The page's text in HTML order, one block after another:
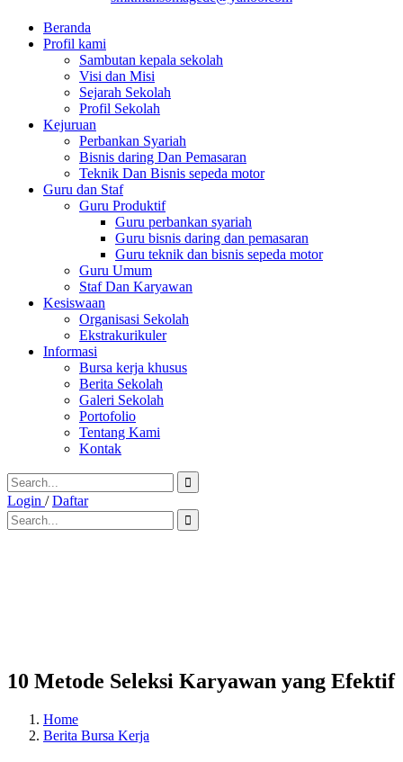
Beranda
Profil kami
Sambutan kepala sekolah
Visi dan Misi
Sejarah Sekolah
Profil Sekolah
Kejuruan
Perbankan Syariah
Bisnis daring Dan Pemasaran
Teknik Dan Bisnis sepeda motor
Guru dan Staf
Guru Produktif
Guru perbankan syariah
Guru bisnis daring dan pemasaran
Guru teknik dan bisnis sepeda motor
Guru Umum
Staf Dan Karyawan
Kesiswaan
Organisasi Sekolah
Ekstrakurikuler
Informasi
Bursa kerja khusus
Berita Sekolah
Galeri Sekolah
Portofolio
Tentang Kami
Kontak
Login / Daftar
10 Metode Seleksi Karyawan yang Efektif
Home
Berita Bursa Kerja